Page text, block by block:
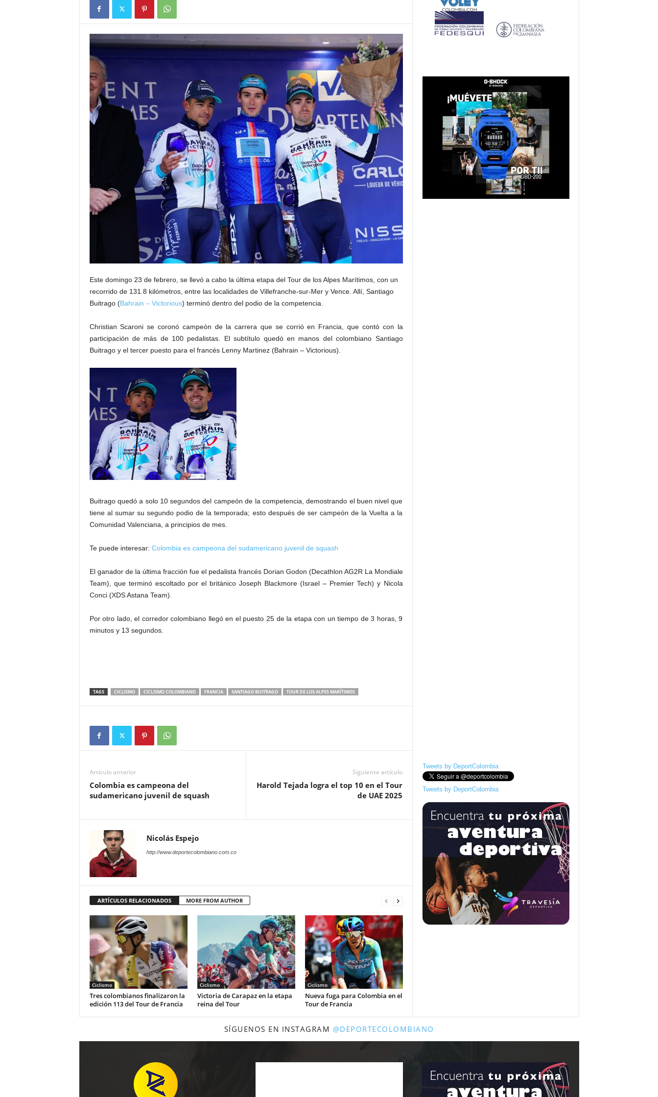
Este domingo 23 de febrero, se llevó a cabo la última etapa del Tour de los Alpes Marítimos, con un
recorrido de 131.8 kilómetros, entre las localidades de Villefranche-sur-Mer y Vence. Allí, Santiago
Buitrago (Bahrain – Victorious) terminó dentro del podio de la competencia.
Christian Scaroni se coronó campeón de la carrera que se corrió en Francia, que contó con la
participación de más de 100 pedalistas. El subtítulo quedó en manos del colombiano Santiago
Buitrago y el tercer puesto para el francés Lenny Martinez (Bahrain – Victorious).
Buitrago quedó a solo 10 segundos del campeón de la competencia, demostrando el buen nivel que
tiene al sumar su segundo podio de la temporada; esto después de ser campeón de la Vuelta a la
Comunidad Valenciana, a principios de mes.
Te puede interesar: Colombia es campeona del sudamericano juvenil de squash
El ganador de la última fracción fue el pedalista francés Dorian Godon (Decathlon AG2R La Mondiale
Team), que terminó escoltado por el británico Joseph Blackmore (Israel – Premier Tech) y Nicola
Conci (XDS Astana Team).
Por otro lado, el corredor colombiano llegó en el puesto 25 de la etapa con un tiempo de 3 horas, 9
minutos y 13 segundos.
TAGS CICLISMO CICLISMO COLOMBIANO FRANCIA SANTIAGO BUITRAGO TOUR DE LOS ALPES MARÍTIMOS
Artículo anterior
Colombia es campeona del
sudamericano juvenil de squash
Siguiente artículo
Harold Tejada logra el top 10 en el Tour
de UAE 2025
Nicolás Espejo
http://www.deportecolombiano.com.co
ARTÍCULOS RELACIONADOS MORE FROM AUTHOR
Ciclismo
Tres colombianos finalizaron la
edición 113 del Tour de Francia
Ciclismo
Victoria de Carapaz en la etapa
reina del Tour
Ciclismo
Nueva fuga para Colombia en el
Tour de Francia
Tweets by DeportColombia
Tweets by DeportColombia
SÍGUENOS EN INSTAGRAM @DEPORTECOLOMBIANO